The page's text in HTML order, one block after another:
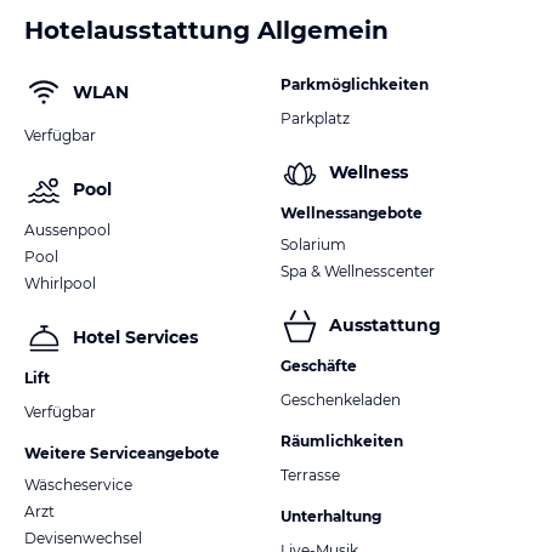
Hotelausstattung Allgemein
WLAN
Verfügbar
Pool
Aussenpool
Pool
Whirlpool
Hotel Services
Lift
Verfügbar
Weitere Serviceangebote
Wäscheservice
Arzt
Devisenwechsel
Parkmöglichkeiten
Parkplatz
Wellness
Wellnessangebote
Solarium
Spa & Wellnesscenter
Ausstattung
Geschäfte
Geschenkeladen
Räumlichkeiten
Terrasse
Unterhaltung